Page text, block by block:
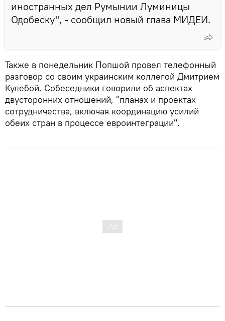
иностранных дел Румынии Луминицы
Одобеску", - сообщил новый глава МИДЕИ.
Также в понедельник Попшой провел телефонный
разговор со своим украинским коллегой Дмитрием
Кулебой. Собеседники говорили об аспектах
двусторонних отношений, "планах и проектах
сотрудничества, включая координацию усилий
обеих стран в процессе евроинтеграции".